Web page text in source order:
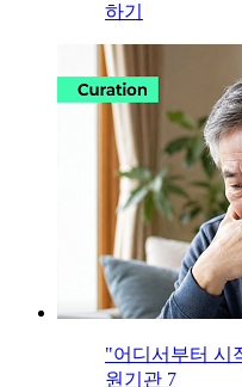
하기
"어디서부터 시
원기관 7